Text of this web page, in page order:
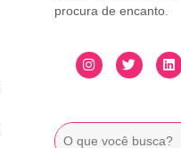
procura de encanto.